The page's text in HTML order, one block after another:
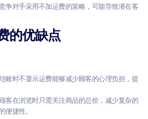
争对手采用不加运费的策略，可能导致潜在客
的优缺点
账时不显示运费能够减少顾客的心理负担，提
客在浏览时只需关注商品的总价，减少复杂的
便捷性。